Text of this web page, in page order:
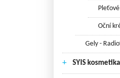
Oční
Gely -
+ SYIS kosmetika